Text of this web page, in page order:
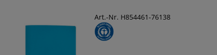
Art.-Nr. H854461-76138